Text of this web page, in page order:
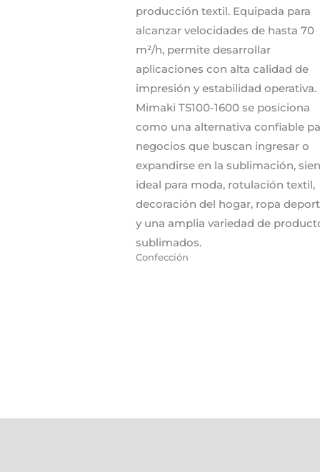
producción textil. Equipada para
alcanzar velocidades de hasta 70
m²/h, permite desarrollar
aplicaciones con alta calidad de
impresión y estabilidad operativa.
Mimaki TS100-1600 se posiciona
como una alternativa confiable
negocios que buscan ingresar o
expandirse en la sublimación,
ideal para moda, rotulación textil,
decoración del hogar, ropa
y una amplia variedad de
sublimados.
Confección